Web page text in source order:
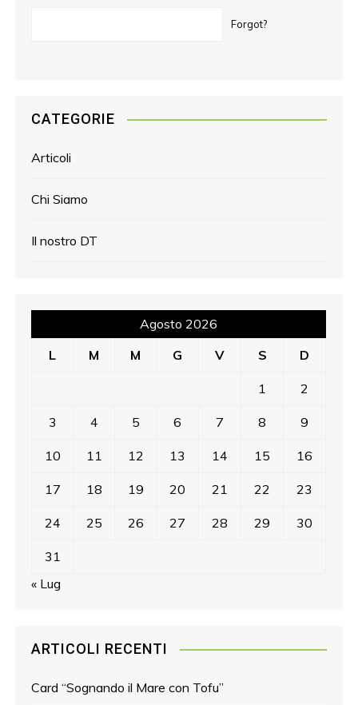
Forgot?
CATEGORIE
Articoli
Chi Siamo
Il nostro DT
Agosto 2026
L
M M G V S D
1 2
3 4 5 6 7 8 9
10 11 12 13 14 15 16
17 18 19 20 21 22 23
24 25 26 27 28 29 30
31
« Lug
ARTICOLI RECENTI
Card “Sognando il Mare con Tofu”